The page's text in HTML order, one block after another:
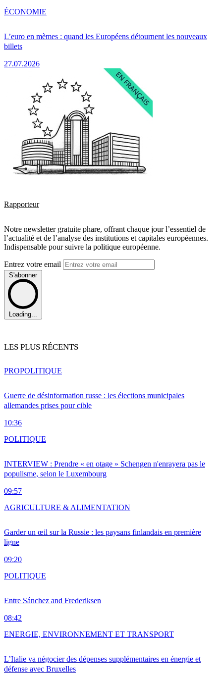
L’euro en mèmes : quand les Européens détournent les nouveaux
billets
27.07.2026
ÉCONOMIE
Rapporteur
Notre newsletter gratuite phare, offrant chaque jour l’essentiel de
l’actualité et de l’analyse des institutions et capitales européennes.
Indispensable pour suivre la politique européenne.
Entrez votre email
S'abonner
Loading...
LES PLUS RÉCENTS
Guerre de désinformation russe : les élections municipales
allemandes prises pour cible
10:36
PROPOLITIQUE
INTERVIEW : Prendre « en otage » Schengen n'enrayera pas le
populisme, selon le Luxembourg
09:57
POLITIQUE
Garder un œil sur la Russie : les paysans finlandais en première
ligne
09:20
AGRICULTURE & ALIMENTATION
Entre Sánchez and Frederiksen
08:42
POLITIQUE
L’Italie va négocier des dépenses supplémentaires en énergie et
défense avec Bruxelles
ENERGIE, ENVIRONNEMENT ET TRANSPORT